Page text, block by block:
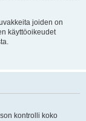
joiden on
käyttöoikeudet
kontrolli koko